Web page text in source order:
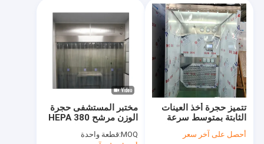
المنتجات
فيديوهات
برنامج VR
عنّا
جولة في المصنع
مختبر المستشفى حجرة
الوزن مرشح HEPA 380
العينات
MOQ: قطعة واحدة
تتميز حجرة أخذ العينات
الثابتة بمتوسط ​​سرعة
0.54 متر في الثانية، مما
أحصل على آخر سعر